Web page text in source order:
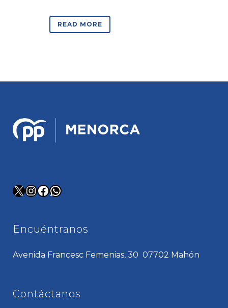
READ MORE
X Instagram
Facebook
WhatsApp
Encuéntranos
Avenida Francesc Femenias, 30 07702 Mahón
Contáctanos